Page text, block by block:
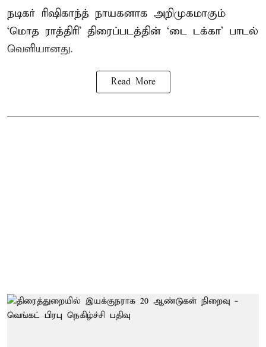
நடிகர் ரிஷிகாந்த் நாயகனாக அறிமுகமாகும்
‘மொத ராத்திரி’ திரைப்படத்தின் ‘டை டக்கா’ பாடல்
வெளியானது.
Read More